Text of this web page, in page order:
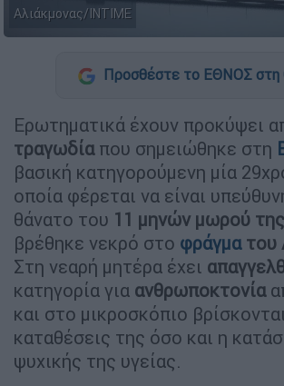
Αλιάκμονας/INTIME
Προσθέστε το ΕΘΝΟΣ στη
Ερωτηματικά έχουν προκύψει
τραγωδία που σημειώθηκε στη
βασική κατηγορούμενη μία
οποία φέρεται να είναι
θάνατο του 11 μηνών μωρού της
βρέθηκε νεκρό στο φράγματου
Στη νεαρή μητέρα έχει
κατηγορία για ανθρωποκτονία
και στο μικροσκόπιο
καταθέσεις της όσο και η
ψυχικής της υγείας.